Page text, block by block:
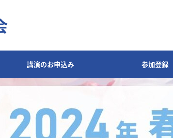
講演のお申込み 参加登録